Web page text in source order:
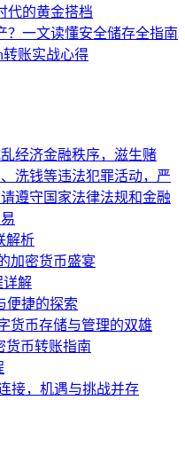
代的黄金搭档
？一文读懂安全储存全指南
转账实战心得
经济金融秩序，滋生赌
洗钱等违法犯罪活动，严
遵守国家法律法规和金融
解析
加密货币盛宴
详解
便捷的探索
货币存储与管理的双雄
货币转账指南
接，机遇与挑战并存